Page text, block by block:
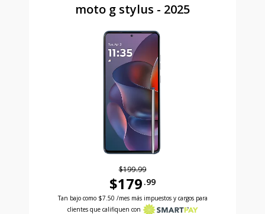
moto g stylus - 2025
$199.99
$179 .99
Antes el precio era 199 dollars and 99 cents
Tan bajo como $7.50 /mes más impuestos y cargos para
clientes que califiquen con